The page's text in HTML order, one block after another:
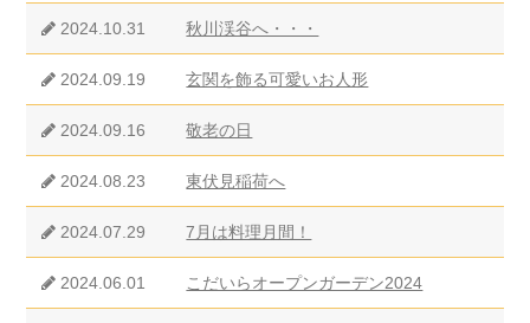
2024.10.31 秋川渓谷へ・・・
2024.09.19 玄関を飾る可愛いお人形
2024.09.16 敬老の日
2024.08.23 東伏見稲荷へ
2024.07.29 7月は料理月間！
2024.06.01 こだいらオープンガーデン2024